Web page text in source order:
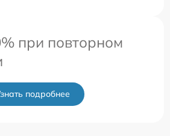
при повторном
подробнее